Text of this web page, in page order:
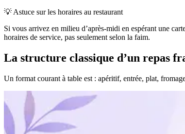
💡 Astuce sur les horaires au restaurant
Si vous arrivez en milieu d’après-midi en espérant une
horaires de service, pas seulement selon la faim.
La structure classique d’un repas
Un format courant à table est : apéritif, entrée, plat,